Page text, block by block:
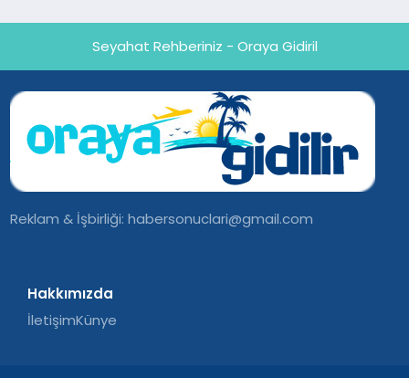
Seyahat Rehberiniz - Oraya Gidiril
Reklam & İşbirliği:habersonuclari@gmail.com
Hakkımızda
İletişimKünye